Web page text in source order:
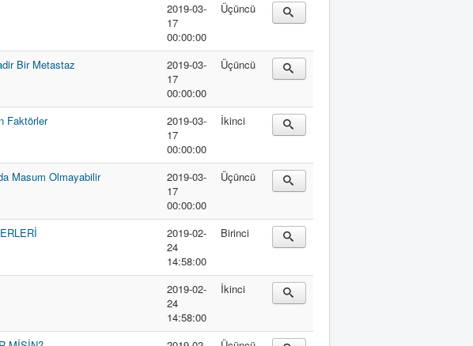
2019-03-
17
00:00:00
Üçüncü
Bir Metastaz
2019-03-
17
00:00:00
Üçüncü
Faktörler
2019-03-
17
00:00:00
İkinci
Masum Olmayabilir
2019-03-
17
00:00:00
Üçüncü
2019-02-
24
14:58:00
Birinci
2019-02-
24
14:58:00
İkinci